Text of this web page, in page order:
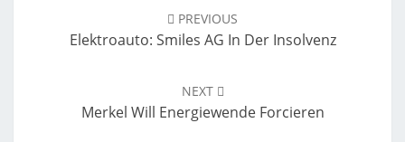
PREVIOUS
Elektroauto: Smiles AG In Der Insolvenz
NEXT
Merkel Will Energiewende Forcieren